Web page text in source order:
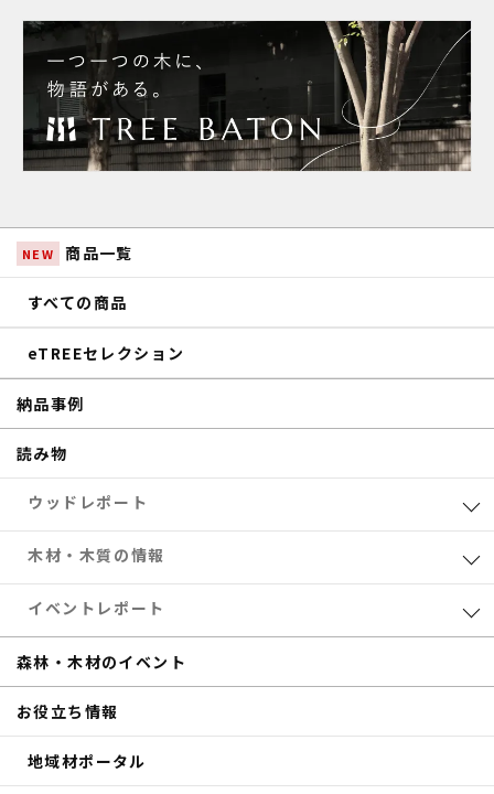
NEW 商品一覧
すべての商品
eTREEセレクション
納品事例
読み物
ウッドレポート
業界レポート
eTREEコラム
サステナブル
木材・木質の情報
森林・木材のお得情報
木材加工
補助金
商品紹介
イベントレポート
共催セミナー
eTREE TALK
森の未来会議
森林・木材のイベント
お役立ち情報
地域材ポータル